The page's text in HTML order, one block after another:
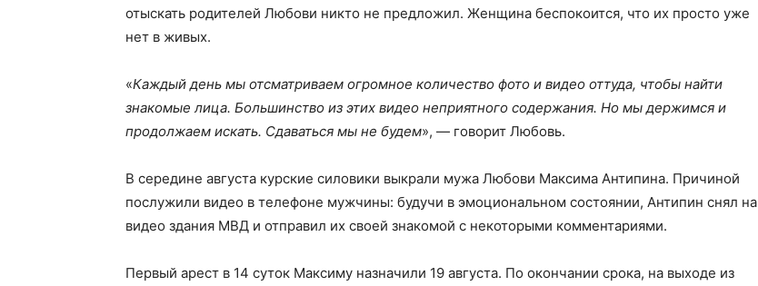
отыскать родителей Любови никто не предложил. Женщина беспокоится, что их просто уже
нет в живых.
«Каждый день мы отсматриваем огромное количество фото и видео оттуда, чтобы найти
знакомые лица. Большинство из этих видео неприятного содержания. Но мы держимся и
продолжаем искать. Сдаваться мы не будем», — говорит Любовь.
В середине августа курские силовики выкрали мужа Любови Максима Антипина. Причиной
послужили видео в телефоне мужчины: будучи в эмоциональном состоянии, Антипин снял на
видео здания МВД и отправил их своей знакомой с некоторыми комментариями.
Первый арест в 14 суток Максиму назначили 19 августа. По окончании срока, на выходе из